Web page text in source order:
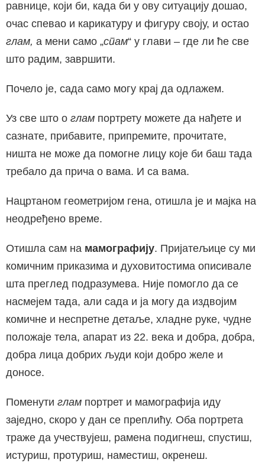
равнице, који би, када би у ову ситуацију дошао,
очас спевао и карикатуру и фигуру своју, и остао
глам, а мени само „спам“ у глави – где ли ће све
што радим, завршити.
Почело је, сада само могу крај да одлажем.
Уз све што о глам портрету можете да нађете и
сазнате, прибавите, припремите, прочитате,
ништа не може да помогне лицу које би баш тада
требало да прича о вама. И са вама.
Нацртаном геометријом гена, отишла је и мајка на
неодређено време.
Отишла сам на мамографију. Пријатељице су ми
комичним приказима и духовитостима описивале
шта преглед подразумева. Није помогло да се
насмејем тада, али сада и ја могу да издвојим
комичне и неспретне детаље, хладне руке, чудне
положаје тела, апарат из 22. века и добра, добра,
добра лица добрих људи који добро желе и
доносе.
Поменути глам портрет и мамографија иду
заједно, скоро у дан се преплићу. Оба портрета
траже да учествујеш, рамена подигнеш, спустиш,
истуриш, протуриш, наместиш, окренеш.